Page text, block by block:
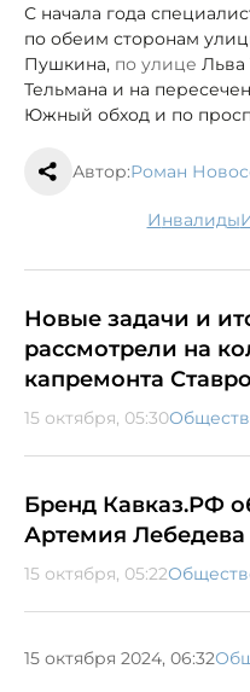
С начала года
по обеим сторонам
Пушкина, по улице Льва
Тельмана и на
Южный обход и по
Автор:Роман
инвалиды
Новые задачи и
рассмотрели на
капремонта
15 октября, 05:30
Бренд Кавказ.РФ
Артемия Лебедева
15 октября, 05:22
15 октября 2024, 06:32